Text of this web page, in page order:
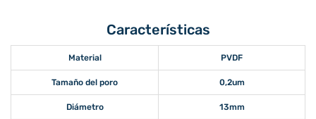
Características
Material PVDF
Tamaño del poro 0,2um
Diámetro 13mm